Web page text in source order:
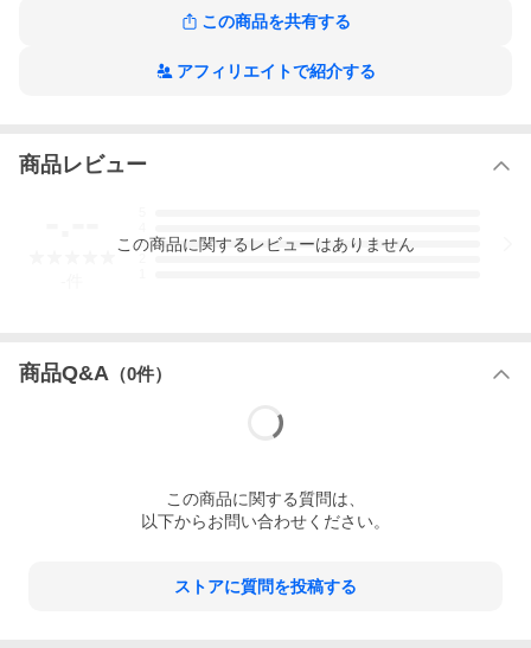
この商品を共有する
アフィリエイトで紹介する
商品レビュー
3
この商品に関するレビューはありません
商品Q&A （0件）
この商品に関する質問は、
以下からお問い合わせください。
ストアに質問を投稿する